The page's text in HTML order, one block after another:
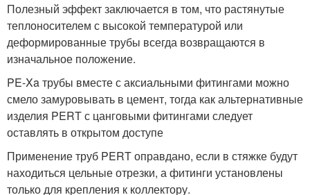
Полезный эффект заключается в том, что растянутые
теплоносителем с высокой температурой или
деформированные трубы всегда возвращаются в
изначальное положение.
PE-Xa трубы вместе с аксиальными фитингами можно
смело замуровывать в цемент, тогда как альтернативные
изделия PERT с цанговыми фитингами следует
оставлять в открытом доступе
Применение труб PERT оправдано, если в стяжке будут
находиться цельные отрезки, а фитинги установлены
только для крепления к коллектору.